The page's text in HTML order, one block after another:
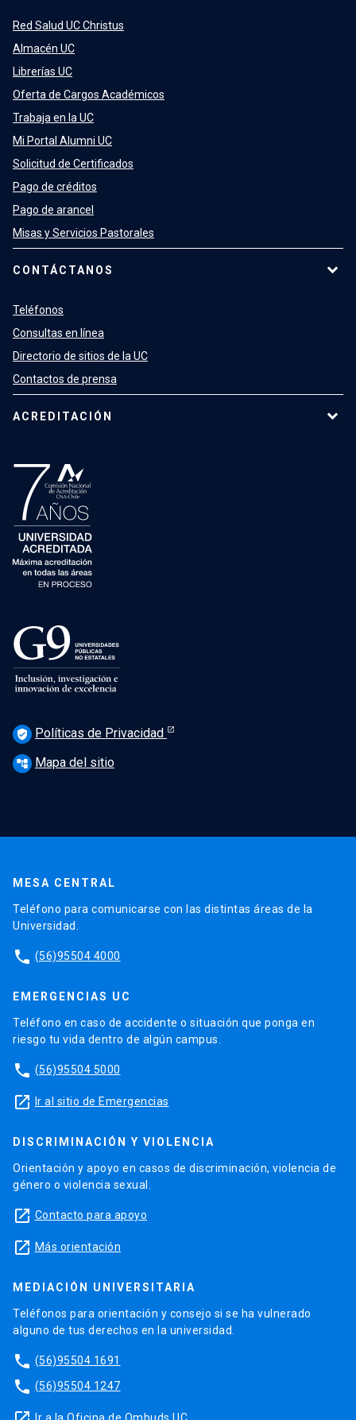
Red Salud UC Christus
Almacén UC
Librerías UC
Oferta de Cargos Académicos
Trabaja en la UC
Mi Portal Alumni UC
Solicitud de Certificados
Pago de créditos
Pago de arancel
Misas y Servicios Pastorales
CONTÁCTANOS
Teléfonos
Consultas en línea
Directorio de sitios de la UC
Contactos de prensa
ACREDITACIÓN
verified_user Políticas de Privacidad
account_tree Mapa del sitio
MESA CENTRAL
Teléfono para comunicarse con las distintas áreas de la
Universidad.
phone (56)95504 4000
EMERGENCIAS UC
Teléfono en caso de accidente o situación que ponga en
riesgo tu vida dentro de algún campus.
phone (56)95504 5000
launch Ir al sitio de Emergencias
DISCRIMINACIÓN Y VIOLENCIA
Orientación y apoyo en casos de discriminación, violencia de
género o violencia sexual.
launch Contacto para apoyo
launch Más orientación
MEDIACIÓN UNIVERSITARIA
Teléfonos para orientación y consejo si se ha vulnerado
alguno de tus derechos en la universidad.
phone (56)95504 1691
phone (56)95504 1247
Ir a la Oficina de Ombuds UC